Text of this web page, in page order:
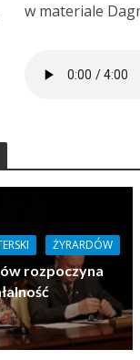
w materiale
ŻYRARDÓW
rozpoczyna